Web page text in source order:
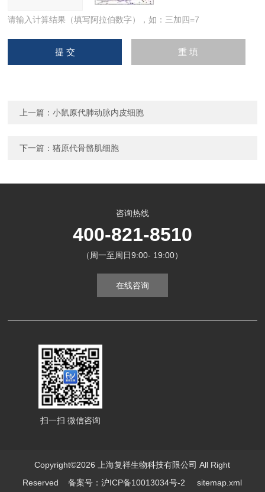
请输入计算结果（填写阿拉伯数字），如：三加四=7
上一篇：小鼠原代肺动脉内皮细胞
下一篇：猪原代骨骼肌细胞
咨询热线
400-821-8510
（周一至周日9:00- 19:00）
在线咨询
扫一扫 微信咨询
Copyright©2026 上海复祥生物科技有限公司 All Right
Reserved备案号：沪ICP备10013034号-2 sitemap.xml